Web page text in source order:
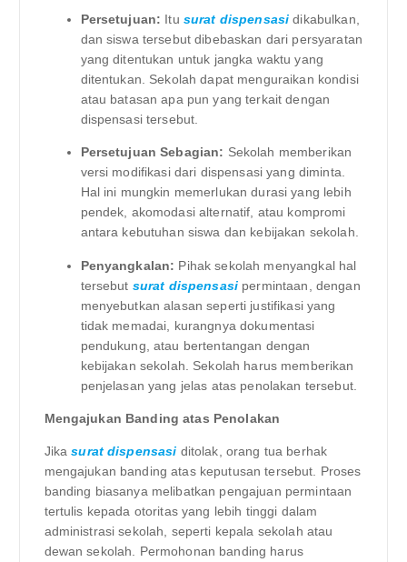
Persetujuan: Itu surat dispensasi dikabulkan,
dan siswa tersebut dibebaskan dari persyaratan
yang ditentukan untuk jangka waktu yang
ditentukan. Sekolah dapat menguraikan kondisi
atau batasan apa pun yang terkait dengan
dispensasi tersebut.
Persetujuan Sebagian: Sekolah memberikan
versi modifikasi dari dispensasi yang diminta.
Hal ini mungkin memerlukan durasi yang lebih
pendek, akomodasi alternatif, atau kompromi
antara kebutuhan siswa dan kebijakan sekolah.
Penyangkalan: Pihak sekolah menyangkal hal
tersebut surat dispensasi permintaan, dengan
menyebutkan alasan seperti justifikasi yang
tidak memadai, kurangnya dokumentasi
pendukung, atau bertentangan dengan
kebijakan sekolah. Sekolah harus memberikan
penjelasan yang jelas atas penolakan tersebut.
Mengajukan Banding atas Penolakan
Jikasurat dispensasi ditolak, orang tua berhak
mengajukan banding atas keputusan tersebut. Proses
banding biasanya melibatkan pengajuan permintaan
tertulis kepada otoritas yang lebih tinggi dalam
administrasi sekolah, seperti kepala sekolah atau
dewan sekolah. Permohonan banding harus